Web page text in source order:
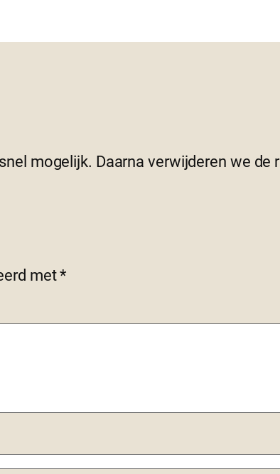
mogelijk. Daarna verwijderen we de
met*